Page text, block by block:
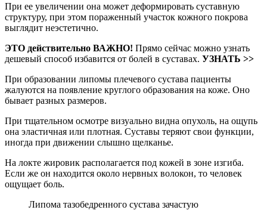
При ее увеличении она может деформировать суставную
структуру, при этом пораженный участок кожного покрова
выглядит неэстетично.
ЭТО действительно ВАЖНО! Прямо сейчас можно узнать
дешевый способ избавится от болей в суставах. УЗНАТЬ >>
При образовании липомы плечевого сустава пациенты
жалуются на появление круглого образования на коже. Оно
бывает разных размеров.
При тщательном осмотре визуально видна опухоль, на ощупь
она эластичная или плотная. Суставы теряют свои функции,
иногда при движении слышно щелканье.
На локте жировик располагается под кожей в зоне изгиба.
Если же он находится около нервных волокон, то человек
ощущает боль.
Липома тазобедренного сустава зачастую